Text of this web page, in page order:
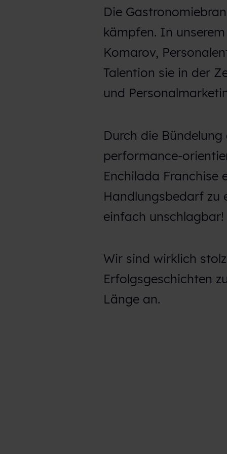
h
Die
kämpfen. In
Komarov,
Talention sie in der
und
Durch die
performance-
Enchilada Franchise
Handlungsbedarf zu
einfach unschlagbar!
Wir sind wirklich
Erfolgsgeschichten
Länge an.